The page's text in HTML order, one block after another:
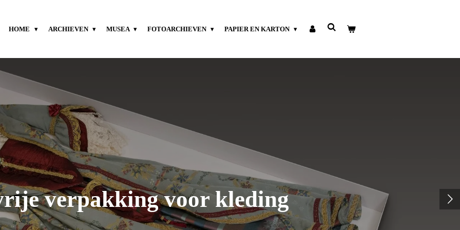
HOME ARCHIEVEN MUSEA FOTOARCHIEVEN PAPIER EN KARTON
verpakking voor kleding